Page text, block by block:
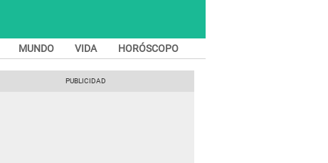
MUNDO VIDA HORÓSCOPO